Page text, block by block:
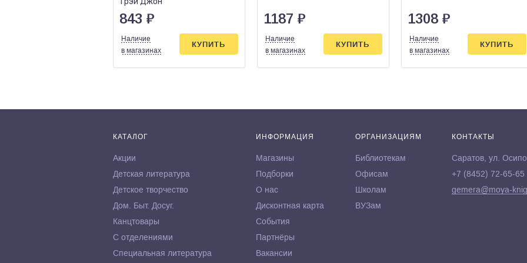
843 ₽
Наличие
в магазинах
КУПИТЬ
1187 ₽
Наличие
в магазинах
КУПИТЬ
1308 ₽
Наличие
в магазинах
КУПИТЬ
КАТАЛОГ
Акции
Детская литература
Детское творчество
Дом. Быт. Досуг.
Канцтовары
С отделениями
Специальная литература
ИНФОРМАЦИЯ
Магазины
Подборки
О нас
Дисконтная карта
События
Партнёры
Вакансии
ОРГАНИЗАЦИЯМ
Библиотекам
Офисам
Школам
ВУЗам
КОНТАКТЫ
Саратов, ул.
+7 (8452) 72-65-65
gemera@moya-